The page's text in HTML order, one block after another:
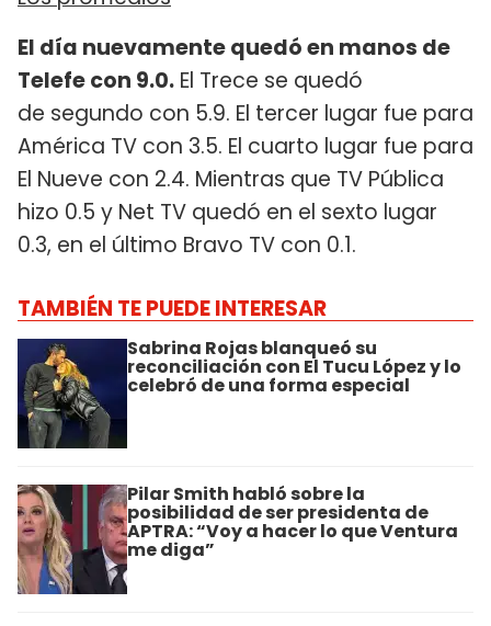
El día nuevamente quedó en manos de
Telefe con 9.0. El Trece se quedó
de segundo con 5.9. El tercer lugar fue para
América TV con 3.5. El cuarto lugar fue para
El Nueve con 2.4. Mientras que TV Pública
hizo 0.5 y Net TV quedó en el sexto lugar
0.3, en el último Bravo TV con 0.1.
TAMBIÉN TE PUEDE INTERESAR
Sabrina Rojas blanqueó su
reconciliación con El Tucu López y lo
celebró de una forma especial
Pilar Smith habló sobre la
posibilidad de ser presidenta de
APTRA: “Voy a hacer lo que Ventura
me diga”